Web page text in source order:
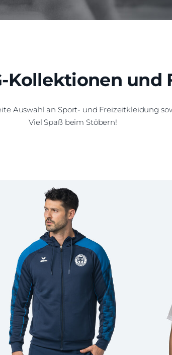
Kollektionen und
Auswahl an Sport- und Freizeitkleidung
Viel Spaß beim Stöbern!